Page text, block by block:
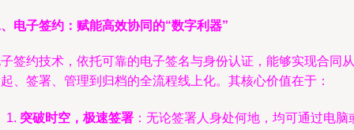
电子签约：赋能高效协同的“数字利器”
签约技术，依托可靠的电子签名与身份认证，能够实现合同从
、签署、管理到归档的全流程线上化。其核心价值在于：
突破时空，极速签署 ：无论签署人身处何地，均可通过电脑